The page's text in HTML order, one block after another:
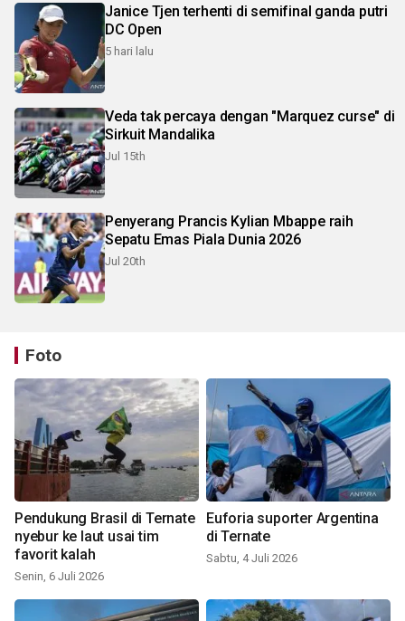
Janice Tjen terhenti di semifinal ganda putri
DC Open
5 hari lalu
Veda tak percaya dengan "Marquez curse" di
Sirkuit Mandalika
Jul 15th
Penyerang Prancis Kylian Mbappe raih
Sepatu Emas Piala Dunia 2026
Jul 20th
Foto
Pendukung Brasil di Ternate
nyebur ke laut usai tim
favorit kalah
Senin, 6 Juli 2026
Euforia suporter Argentina
di Ternate
Sabtu, 4 Juli 2026